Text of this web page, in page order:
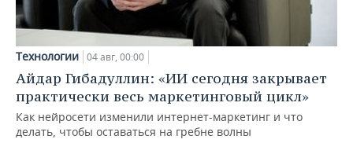
Технологии 04 авг, 00:00
Айдар Гибадуллин: «ИИ сегодня закрывает
практически весь маркетинговый цикл»
Как нейросети изменили интернет-маркетинг и что
делать, чтобы оставаться на гребне волны